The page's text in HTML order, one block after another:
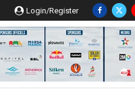
Login/Register